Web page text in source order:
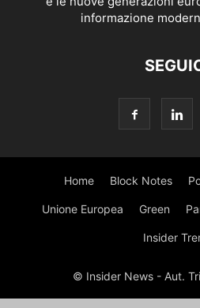
informazione
Home Block Notes
Unione Europea Green
Insider
© Insider News - Aut.